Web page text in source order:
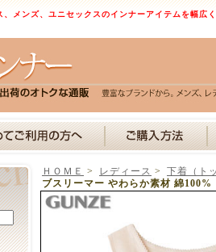
メンズ、ユニセックスのインナーアイテムを幅広
ＨＯＭＥ > レディース >
下着（ト
ブスリーマー やわらか素材 綿100%